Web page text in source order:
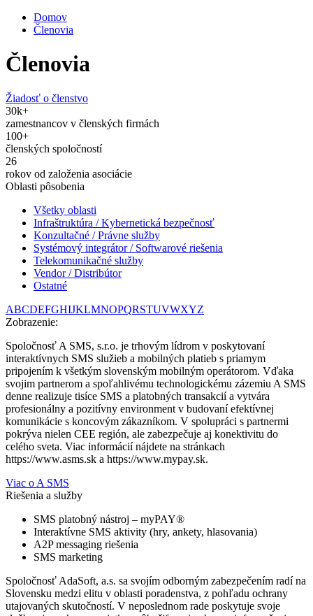
Domov
Členovia
Členovia
Žiadosť o členstvo
30k+
zamestnancov v členských firmách
100+
členských spoločností
26
rokov od založenia asociácie
Oblasti pôsobenia
Všetky oblasti
Infraštruktúra / Kybernetická bezpečnosť
Konzultačné / Právne služby
Systémový integrátor / Softwarové riešenia
Telekomunikačné služby
Vendor / Distribútor
Ostatné
ABCDEFGHIJKLMNOPQRSTUVWXYZ
Zobrazenie:
Spoločnosť A SMS, s.r.o. je trhovým lídrom v poskytovaní
interaktívnych SMS služieb a mobilných platieb s priamym
pripojením k všetkým slovenským mobilným operátorom. Vďaka
svojim partnerom a spoľahlivému technologickému zázemiu A SMS
denne realizuje tisíce SMS a platobných transakcií a vytvára
profesionálny a pozitívny environment v budovaní efektívnej
komunikácie s koncovým zákazníkom. V spolupráci s partnermi
pokrýva nielen CEE región, ale zabezpečuje aj konektivitu do
celého sveta. Viac informácií nájdete na stránkach
https://www.asms.sk a https://www.mypay.sk.
Viac o A SMS
Riešenia a služby
SMS platobný nástroj – myPAY®
Interaktívne SMS aktivity (hry, ankety, hlasovania)
A2P messaging riešenia
SMS marketing
Spoločnosť AdaSoft, a.s. sa svojím odborným zabezpečením radí na
Slovensku medzi elitu v oblasti poradenstva, z pohľadu ochrany
utajovaných skutočností. V neposlednom rade poskytuje svoje